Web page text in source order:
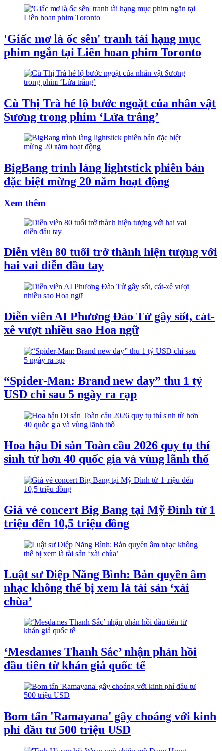
'Giấc mơ là ốc sên' tranh tài hạng mục
phim ngắn tại Liên hoan phim Toronto
Cù Thị Trà hé lộ bước ngoặt của nhân vật
Sương trong phim ‘Lửa trắng’
BigBang trình làng lightstick phiên bản
đặc biệt mừng 20 năm hoạt động
Xem thêm
Diễn viên 80 tuổi trở thành hiện tượng với
hai vai diễn đầu tay
Diễn viên AI Phương Đào Tử gây sốt, cát-
xê vượt nhiều sao Hoa ngữ
“Spider-Man: Brand new day” thu 1 tỷ
USD chỉ sau 5 ngày ra rạp
Hoa hậu Di sản Toàn cầu 2026 quy tụ thí
sinh từ hơn 40 quốc gia và vùng lãnh thổ
Giá vé concert Big Bang tại Mỹ Đình từ 1
triệu đến 10,5 triệu đồng
Luật sư Diệp Năng Bình: Bản quyền âm
nhạc không thể bị xem là tài sản ‘xài
chùa’
‘Mesdames Thanh Sắc’ nhận phản hồi
đầu tiên từ khán giả quốc tế
Bom tấn 'Ramayana' gây choáng với kinh
phí đầu tư 500 triệu USD